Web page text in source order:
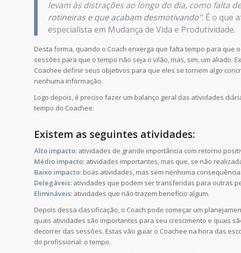
levam às distrações ao longo do dia, como falta
rotineiras e que acabam desmotivando”. É o que
especialista em Mudança de Vida e Produtividade.
Desta forma, quando o Coach enxerga que falta tempo para que o
sessões para que o tempo não seja o vilão, mas, sim, um aliado.
Coachee definir seus objetivos para que eles se tornem algo
nenhuma informação.
Logo depois, é preciso fazer um balanço geral das atividades
tempo do Coachee.
Existem as seguintes atividades:
Alto impacto: atividades de grande importância com retorno
Médio impacto: atividades importantes, mas que, se não
Baixo impacto: boas atividades, mas sem nenhuma consequência.
Delegáveis: atividades que podem ser transferidas para outras
Elimináveis: atividades que não trazem benefício algum.
Depois dessa classificação, o Coach pode começar um
quais atividades são importantes para seu crescimento e quais
decorrer das sessões. Estas vão guiar o Coachee na hora das
do profissional: o tempo.